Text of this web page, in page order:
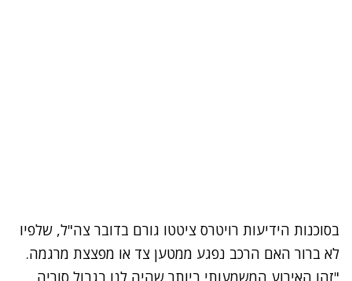
בסוכנות הידיעות רויטרס ציטטו גורם בדובר צה"ל, שלפיו
לא ברור האם הרכב נפגע ממטען צד או מפצצת מרגמה.
"זהו האירוע המשמעותי ביותר שהיה לנו בגבול סוריה